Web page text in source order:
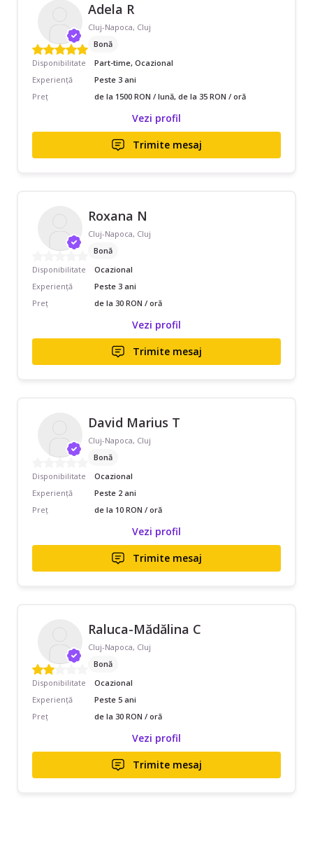
Adela R
Cluj-Napoca, Cluj
Bonă
Disponibilitate
Part-time, Ocazional
Experiență
Peste 3 ani
Preț
de la 1500 RON / lună, de la 35 RON / oră
Vezi profil
Trimite mesaj
Roxana N
Cluj-Napoca, Cluj
Bonă
Disponibilitate
Ocazional
Experiență
Peste 3 ani
Preț
de la 30 RON / oră
Vezi profil
Trimite mesaj
David Marius T
Cluj-Napoca, Cluj
Bonă
Disponibilitate
Ocazional
Experiență
Peste 2 ani
Preț
de la 10 RON / oră
Vezi profil
Trimite mesaj
Raluca-Mădălina C
Cluj-Napoca, Cluj
Bonă
Disponibilitate
Ocazional
Experiență
Peste 5 ani
Preț
de la 30 RON / oră
Vezi profil
Trimite mesaj